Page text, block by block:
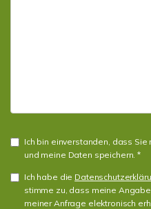
Ich bin einverstanden, dass Sie
und meine Daten speichern. *
Ich habe die
stimme zu, dass meine
meiner Anfrage elektronisch